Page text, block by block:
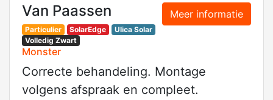
Meer informatie
Van Paassen
Particulier SolarEdge
Ulica Solar
Volledig Zwart
Monster
Correcte behandeling. Montage
volgens afspraak en compleet.